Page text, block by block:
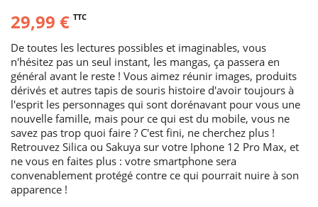
29,99 € TTC
De toutes les lectures possibles et imaginables, vous
n'hésitez pas un seul instant, les mangas, ça passera en
général avant le reste ! Vous aimez réunir images, produits
dérivés et autres tapis de souris histoire d'avoir toujours à
l'esprit les personnages qui sont dorénavant pour vous une
nouvelle famille, mais pour ce qui est du mobile, vous ne
savez pas trop quoi faire ? C'est fini, ne cherchez plus !
Retrouvez Silica ou Sakuya sur votre Iphone 12 Pro Max, et
ne vous en faites plus : votre smartphone sera
convenablement protégé contre ce qui pourrait nuire à son
apparence !